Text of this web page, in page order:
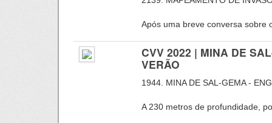
Após uma breve conversa sobre
CVV 2022 | MINA DE
VERÃO
1944. MINA DE SAL-GEMA -
A 230 metros de profundidade,